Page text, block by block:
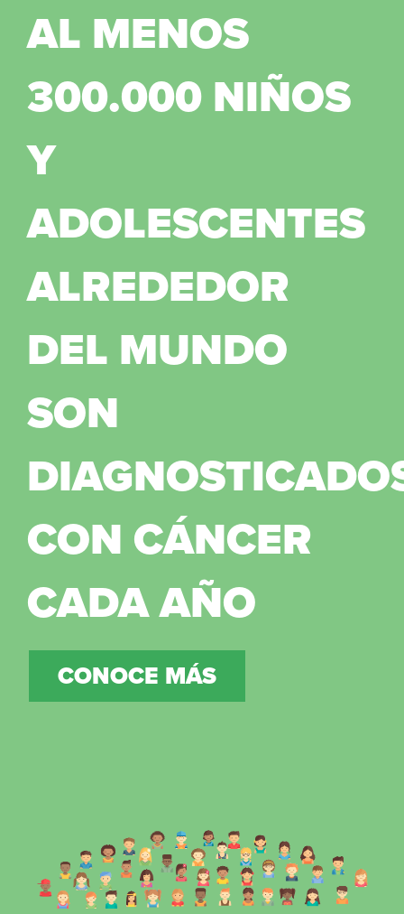
AL MENOS
300.000 NIÑOS
Y
ADOLESCENTES
ALREDEDOR
DEL MUNDO
SON
CON CÁNCER
CADA AÑO
CONOCE MÁS